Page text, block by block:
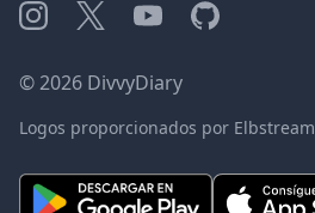
Instagram
X YouTubeGitHub
©2026 DivvyDiary
Logos proporcionados por Elbstream